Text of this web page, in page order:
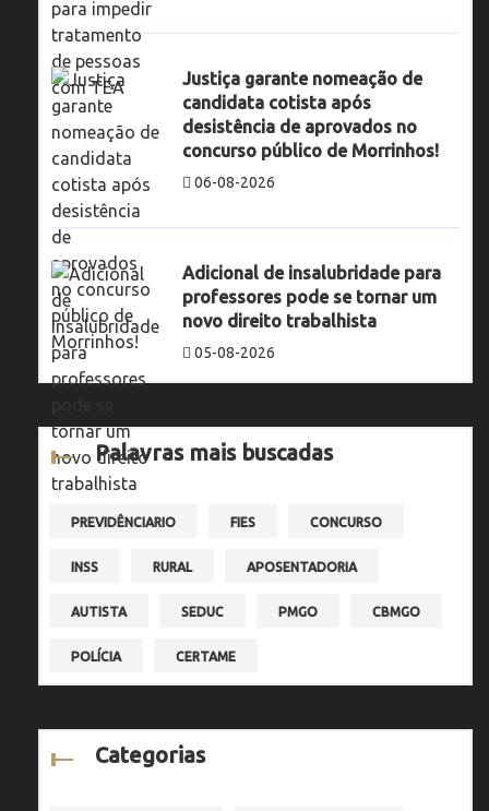
Justiça garante nomeação de
candidata cotista após
desistência de aprovados no
concurso público de Morrinhos!
06-08-2026
Adicional de insalubridade para
professores pode se tornar um
novo direito trabalhista
05-08-2026
Palavras mais buscadas
PREVIDÊNCIARIO FIES CONCURSO
INSS RURAL APOSENTADORIA
AUTISTA SEDUC PMGO CBMGO
POLÍCIA CERTAME
Categorias